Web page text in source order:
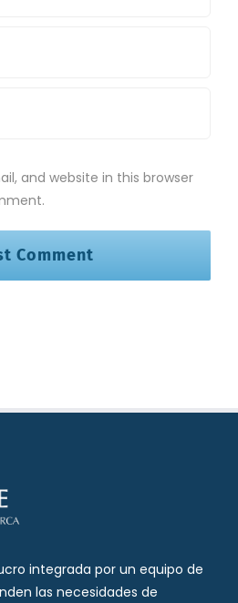
and website in this browser
integrada por un equipo de
las necesidades de